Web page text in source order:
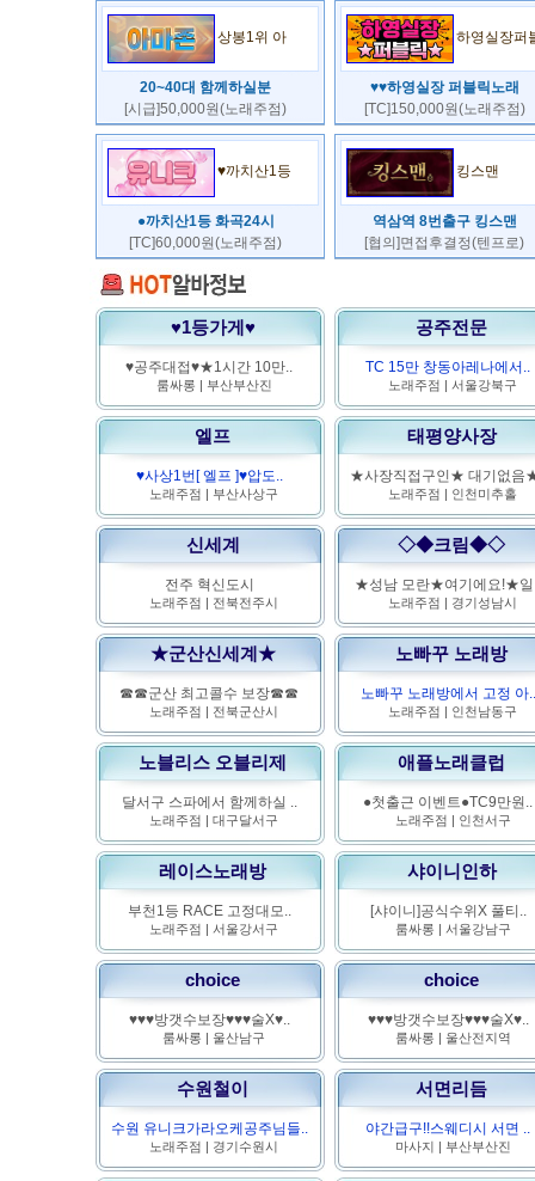
상봉1위 아
20~40대 함께하실분
[시급]50,000원(노래주점)
하영실장퍼
♥♥하영실장 퍼블릭노래
[TC]150,000원(노래주점)
♥까치산1등
●까치산1등 화곡24시
[TC]60,000원(노래주점)
킹스맨
역삼역 8번출구 킹스맨
[협의]면접후결정(텐프로)
♥1등가게♥
♥공주대접♥★1시간 10만..
룸싸롱 | 부산부산진
공주전문
TC 15만 창동아레나에서..
노래주점 | 서울강북구
엘프
♥사상1번[ 엘프 ]♥압도..
노래주점 | 부산사상구
태평양사장
★사장직접구인★ 대기없음
노래주점 | 인천미추홀
신세계
전주 혁신도시
노래주점 | 전북전주시
◇◆크림◆◇
★성남 모란★여기에요!★일
노래주점 | 경기성남시
★군산신세계★
☎☎군산 최고콜수 보장☎☎
노래주점 | 전북군산시
노빠꾸 노래방
노빠꾸 노래방에서 고정 아..
노래주점 | 인천남동구
노블리스 오블리제
달서구 스파에서 함께하실 ..
노래주점 | 대구달서구
애플노래클럽
●첫출근 이벤트●TC9만원..
노래주점 | 인천서구
레이스노래방
부천1등 RACE 고정대모..
노래주점 | 서울강서구
샤이니인하
[샤이니]공식수위X 풀티..
룸싸롱 | 서울강남구
choice
♥♥♥방갯수보장♥♥♥술X♥..
룸싸롱 | 울산남구
choice
♥♥♥방갯수보장♥♥♥술X♥..
룸싸롱 | 울산전지역
수원철이
수원 유니크가라오케공주님들..
노래주점 | 경기수원시
서면리듬
야간급구!!스웨디시 서면 ..
마사지 | 부산부산진